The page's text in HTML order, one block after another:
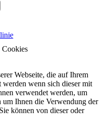
Webseite, die auf Ihrem
wenn sich dieser mit
verwendet werden, um
um Ihnen die Verwendung der
können von dieser oder